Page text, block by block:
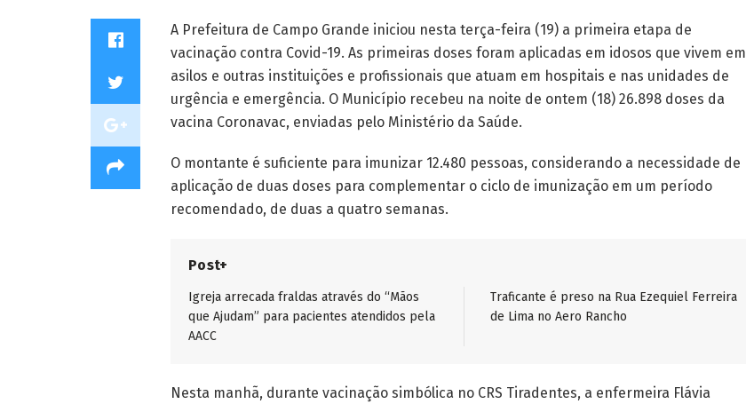
A Prefeitura de Campo Grande iniciou nesta terça-feira (19) a primeira etapa de
vacinação contra Covid-19. As primeiras doses foram aplicadas em idosos que vivem em
asilos e outras instituições e profissionais que atuam em hospitais e nas unidades de
urgência e emergência. O Município recebeu na noite de ontem (18) 26.898 doses da
vacina Coronavac, enviadas pelo Ministério da Saúde.
O montante é suficiente para imunizar 12.480 pessoas, considerando a necessidade de
aplicação de duas doses para complementar o ciclo de imunização em um período
recomendado, de duas a quatro semanas.
Post+
Igreja arrecada fraldas através do “Mãos
que Ajudam” para pacientes atendidos pela
AACC
Traficante é preso na Rua Ezequiel Ferreira
de Lima no Aero Rancho
Nesta manhã, durante vacinação simbólica no CRS Tiradentes, a enfermeira Flávia